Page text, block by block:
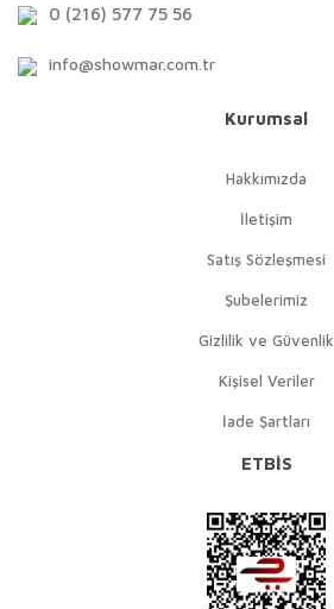
0 (216) 577 75 56
info@showmar.com.tr
Kurumsal
Hakkımızda
İletişim
Satış Sözleşmesi
Şubelerimiz
Gizlilik ve Güvenlik
Kişisel Veriler
İade Şartları
ETBİS